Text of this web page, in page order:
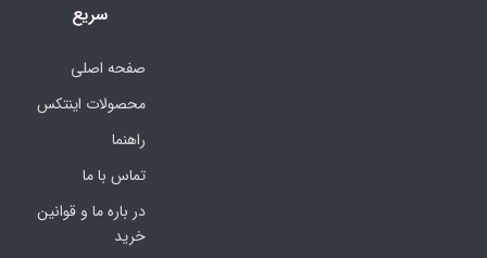
سریع
صفحه اصلی
محصولات اینتکس
راهنما
تماس با ما
در باره ما و قوانین
خرید